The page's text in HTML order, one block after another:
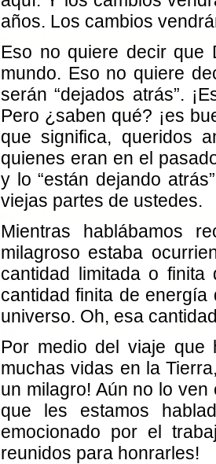
años. Los cambios
Eso no quiere decir que
mundo. Eso no quiere
serán “dejados atrás”.
Pero ¿saben qué? ¡es
que significa, queridos
quienes eran en el
y lo “están dejando
viejas partes de ustedes.
Mientras hablábamos
milagroso estaba
cantidad limitada o
cantidad finita de
universo. Oh, esa
Por medio del viaje
muchas vidas en la
un milagro! Aún no lo
que les estamos
emocionado por el
reunidos para honrarles!